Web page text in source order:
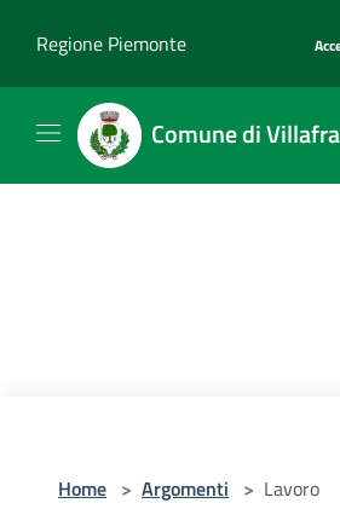
Regione Piemonte
Comune di
Home > Argomenti > Lavoro